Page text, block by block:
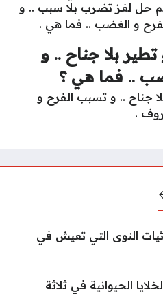
حل لغز تضرب بلا سبب .. و
و الغضب .. فما هي .
بلا جناح .. و
.. فما هي ؟
جناح .. و تسبب الفرح و
النوى التي تعيش في
الحيوانية في ثلاثة